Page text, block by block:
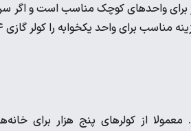
کولر آبی پنج هزار برای واحد‌های کوچک مناسب است و اگر
کولر آبی هفت
معمولا از کولر‌های پنج هزار برای